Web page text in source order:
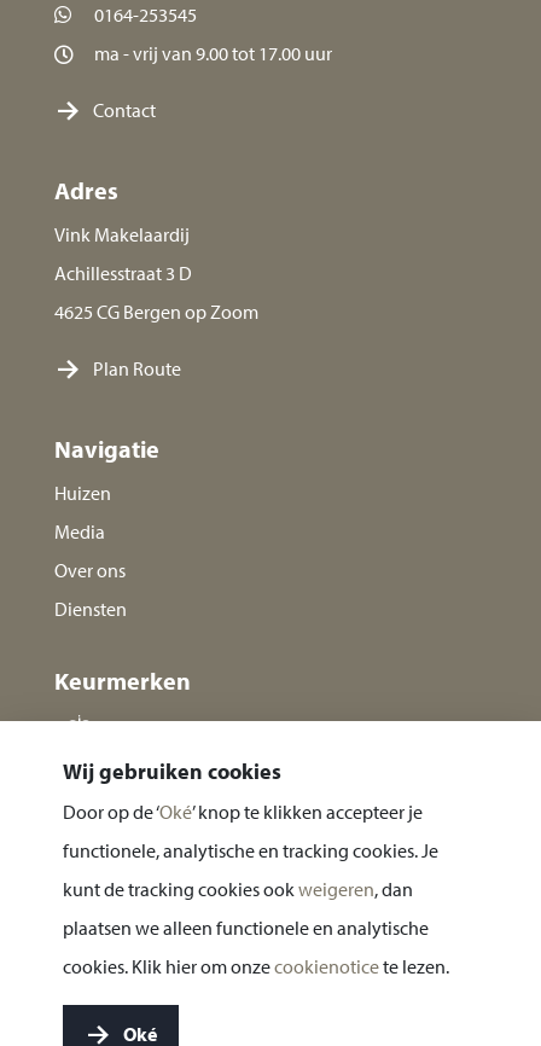
0164-253545
ma - vrij van 9.00 tot 17.00 uur
Contact
Adres
Vink Makelaardij
Achillesstraat 3 D
4625 CG Bergen op Zoom
Plan Route
Navigatie
Huizen
Media
Over ons
Diensten
Keurmerken
Privacy statement
Wij gebruiken cookies
Door op de ‘Oké’ knop te klikken accepteer je
functionele, analytische en tracking cookies. Je
kunt de tracking cookies ookweigeren, dan
plaatsen we alleen functionele en analytische
cookies. Klik hier om onzecookienoticete lezen.
Oké